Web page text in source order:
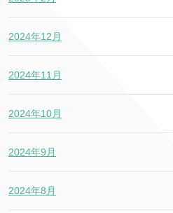
2024年12月
2024年11月
2024年10月
2024年9月
2024年8月